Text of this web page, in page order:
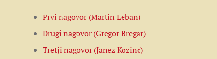
Prvi nagovor (Martin Leban)
Drugi nagovor (Gregor Bregar)
Tretji nagovor (Janez Kozinc)